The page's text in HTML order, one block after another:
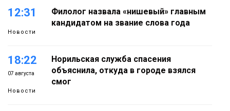
12:31
Новости
Филолог назвала «нишевый» главным
кандидатом на звание слова года
18:22
07 августа
Новости
Норильская служба спасения
объяснила, откуда в городе взялся
смог